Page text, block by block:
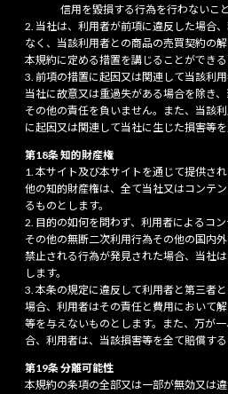
信用を毀損する行為を行わないこと
当社は、利用者が前項に違反した場合
なく、当該利用者との商品の売買契約の
本規約に定める措置を講じることができる
前項の措置に起因又は関連して当該利
当社に故意又は重過失がある場合を除き
その他の責任を負いません。また、当該
に起因又は関連して当社に生じた損害等を
第18条 知的財産権
本サイト及び本サイトを通じて提供さ
他の知的財産権は、全て当社又はコンテ
るものとします。
目的の如何を問わず、利用者によるコ
その他の無断二次利用行為その他の国内
禁止される行為が発見された場合、当社
します。
本条の規定に違反して利用者と第三者
場合、利用者はその責任と費用において
等を与えないものとします。また、万が
合、利用者は、当該損害等を全て賠償する
第19条 分離可能性
本規約の条項の全部又は一部が無効又は違